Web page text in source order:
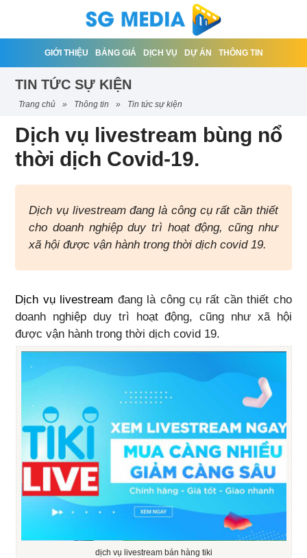
GIỚI THIỆU BẢNG GIÁ DỊCH VỤ DỰ ÁN THÔNG TIN
TIN TỨC SỰ KIỆN
trang chủ » thông tin » tin tức sự kiện
Dịch vụ livestream bùng nổ
thời dịch Covid-19.
Dịch vụ livestream đang là công cụ rất cần thiết
cho doanh nghiệp duy trì hoạt động, cũng như
xã hội được vận hành trong thời dịch covid 19.
Dịch vụ livestream đang là công cụ rất cần thiết cho
doanh nghiệp duy trì hoạt động, cũng như xã hội
được vận hành trong thời dịch covid 19.
dịch vụ livestream bán hàng tiki